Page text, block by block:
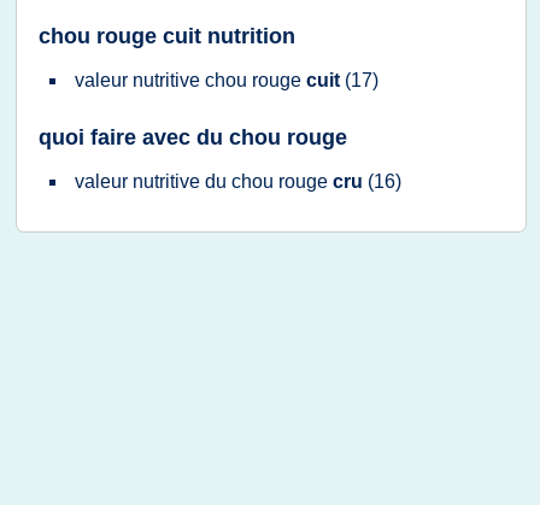
chou rouge cuit nutrition
valeur nutritive chou rouge cuit (17)
quoi faire avec du chou rouge
valeur nutritive du chou rouge cru (16)